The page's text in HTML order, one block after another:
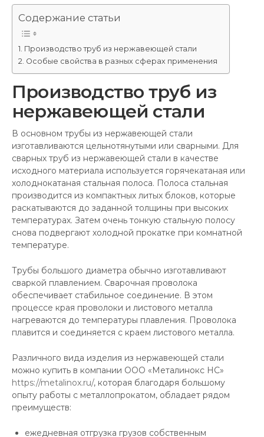
Содержание статьи
Производство труб из нержавеющей стали
Особые свойства в разных сферах применения
Производство труб из
нержавеющей стали
В основном трубы из нержавеющей стали
изготавливаются цельнотянутыми или сварными. Для
сварных труб из нержавеющей стали в качестве
исходного материала используется горячекатаная или
холоднокатаная стальная полоса. Полоса стальная
производится из компактных литых блоков, которые
раскатываются до заданной толщины при высоких
температурах. Затем очень тонкую стальную полосу
снова подвергают холодной прокатке при комнатной
температуре.
Трубы большого диаметра обычно изготавливают
сваркой плавлением. Сварочная проволока
обеспечивает стабильное соединение. В этом
процессе края проволоки и листового металла
нагреваются до температуры плавления. Проволока
плавится и соединяется с краем листового металла.
Различного вида изделия из нержавеющей стали
можно купить в компании ООО «Металинокс НС»
https://metalinox.ru/, которая благодаря большому
опыту работы с металлопрокатом, обладает рядом
преимуществ:
ежедневная отгрузка грузов собственным